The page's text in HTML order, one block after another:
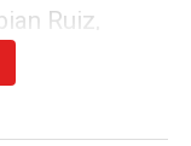
Ruiz,
Costanzo